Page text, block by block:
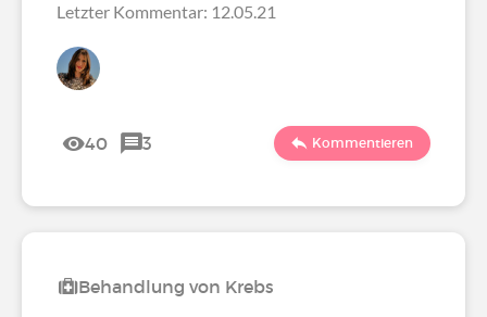
Letzter Kommentar: 12.05.21
40 3 Kommentieren
Behandlung von Krebs